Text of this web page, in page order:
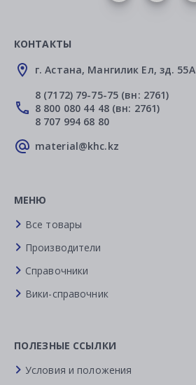
КОНТАКТЫ
г. Астана, Мангилик Ел, зд. 55А
8 (7172) 79-75-75 (вн: 2761)
8 800 080 44 48 (вн: 2761)
8 707 994 68 80
material@khc.kz
МЕНЮ
Все товары
Производители
Справочники
Вики-справочник
ПОЛЕЗНЫЕ ССЫЛКИ
Условия и положения